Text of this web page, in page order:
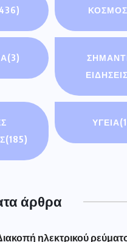
ΚΟΣΜΟΣ
(3)
ΕΙΔΉΣΕΙΣ
(185)
ΥΓΕΙΑ
άρθρα
ηλεκτρικού